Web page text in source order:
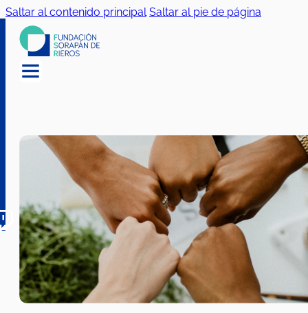
Saltar al contenido principal Saltar al pie de página